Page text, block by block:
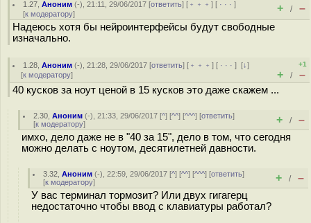
1.27 ,Аноним (-), 21:11, 29/06/2017 [ответить] [ ﹢﹢﹢] [ · · ·]
[к модератору] + / –
Надеюсь хотя бы нейроинтерфейсы будут свободные
изначально.
1.28 ,Аноним (-), 21:28, 29/06/2017 [ответить] [ ﹢﹢﹢] [ · · ·][↓]
[к модератору]
+1
+ / –
40 кусков за ноут ценой в 15 кусков это даже скажем ...
2.30 ,Аноним (-), 21:33, 29/06/2017 [^] [^^] [^^^] [ответить]
[к модератору] + / –
имхо, дело даже не в "40 за 15", дело в том, что сегодня
можно делать с ноутом, десятилетней давности.
3.32 ,Аноним (-), 22:59, 29/06/2017 [^] [^^] [^^^] [ответить]
[к модератору] + / –
У вас терминал тормозит? Или двух гигагерц
недостаточно чтобы ввод с клавиатуры работал?